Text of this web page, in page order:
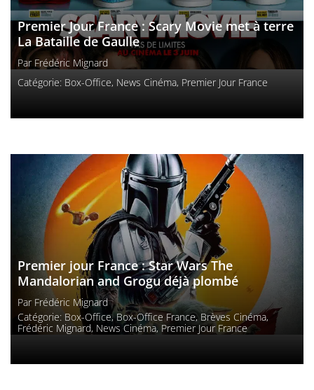
Premier Jour France : Scary Movie met à terre
La Bataille de Gaulle
Par Frédéric Mignard
Catégorie: Box-Office, News Cinéma, Premier Jour France
Premier jour France : Star Wars The
Mandalorian and Grogu déjà plombé
Par Frédéric Mignard
Catégorie: Box-Office,Box-Office France, Brèves Cinéma,
Frédéric Mignard, News Cinéma, Premier Jour France